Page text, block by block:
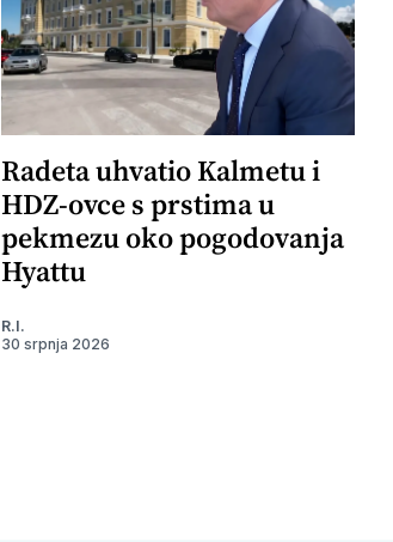
Radeta uhvatio Kalmetu i
HDZ-ovce s prstima u
pekmezu oko pogodovanja
Hyattu
R.I.
30 srpnja 2026